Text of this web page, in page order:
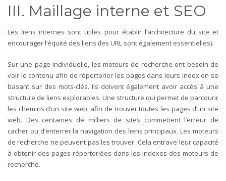
III. Maillage interne et SEO
Les liens internes sont utiles pour établir l’architecture du site et
encourager l’équité des liens (les URL sont également essentielles).
Sur une page individuelle, les moteurs de recherche ont besoin de
voir le contenu afin de répertorier les pages dans leurs index en se
basant sur des mots-clés. Ils doivent également avoir accès à une
structure de liens explorables. Une structure qui permet de parcourir
les chemins d’un site web, afin de trouver toutes les pages d’un site
web. Des centaines de milliers de sites commettent l’erreur de
cacher ou d’enterrer la navigation des liens principaux. Les moteurs
de recherche ne peuvent pas les trouver. Cela entrave leur capacité
à obtenir des pages répertoriées dans les indexes des moteurs de
recherche.